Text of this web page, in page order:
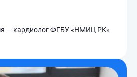
— кардиолог ФГБУ «НМИЦ РК»